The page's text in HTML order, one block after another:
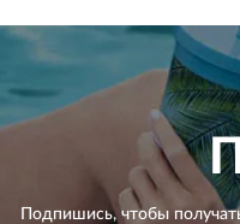
Подпишись, чтобы